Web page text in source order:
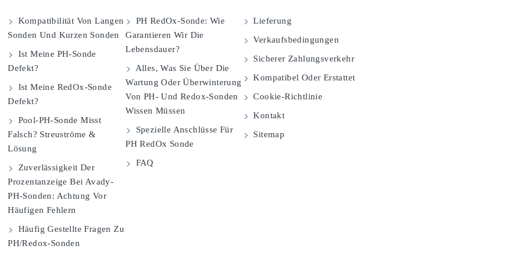
Kompatibilität Von Langen
Sonden Und Kurzen Sonden
Ist Meine PH-Sonde
Defekt?
Ist Meine RedOx-Sonde
Defekt?
Pool-PH-Sonde Misst
Falsch? Streuströme &
Lösung
Zuverlässigkeit Der
Prozentanzeige Bei Avady-
PH-Sonden: Achtung Vor
Häufigen Fehlern
Häufig Gestellte Fragen Zu
PH/Redox-Sonden
PH RedOx-Sonde: Wie
Garantieren Wir Die
Lebensdauer?
Alles, Was Sie Über Die
Wartung Oder Überwinterung
Von PH- Und Redox-Sonden
Wissen Müssen
Spezielle Anschlüsse Für
PH RedOx Sonde
FAQ
Lieferung
Verkaufsbedingungen
Sicherer Zahlungsverkehr
Kompatibel Oder Erstattet
Cookie-Richtlinie
Kontakt
Sitemap